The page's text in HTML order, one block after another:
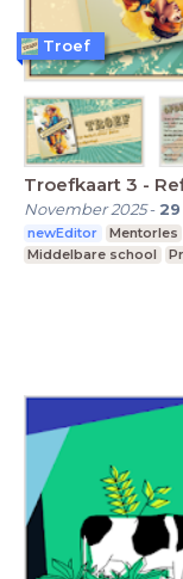
Troefkaart 3 -
November 2025- 29
newEditor Mentorles
Middelbare school
Troef